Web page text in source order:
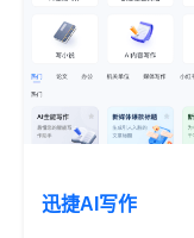
迅捷AI写作